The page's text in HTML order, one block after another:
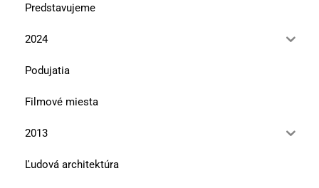
Predstavujeme
2024
Podujatia
Filmové miesta
2013
Ľudová architektúra